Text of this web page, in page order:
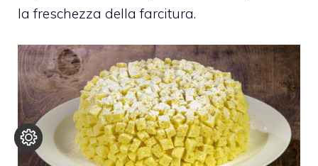
la freschezza della farcitura.